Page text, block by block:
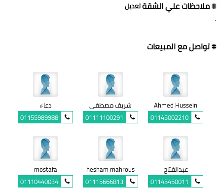
# ملاحظات علي الشقةتعديل
.
# تواصل مع المبيعات
Ahmed Hussein
01145002210
شريف مصطفى
01111100291
دعاء
01155989988
عبدالفتاح
01145450011
hesham mahrous
01115666813
mostafa
01110440034